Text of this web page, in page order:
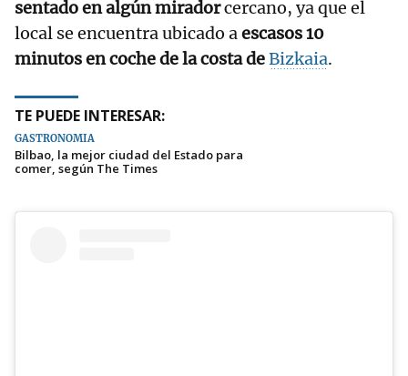
sentado en algún miradorcercano, ya que el
local se encuentra ubicado aescasos 10
minutos en coche de la costa deBizkaia.
TE PUEDE INTERESAR:
GASTRONOMÍA
Bilbao, la mejor ciudad del Estado para
comer, según The Times